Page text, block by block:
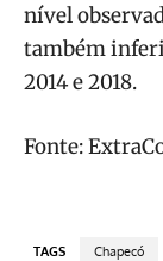
nível
também
2014 e 2018.
Fonte:
TAGS Chapecó